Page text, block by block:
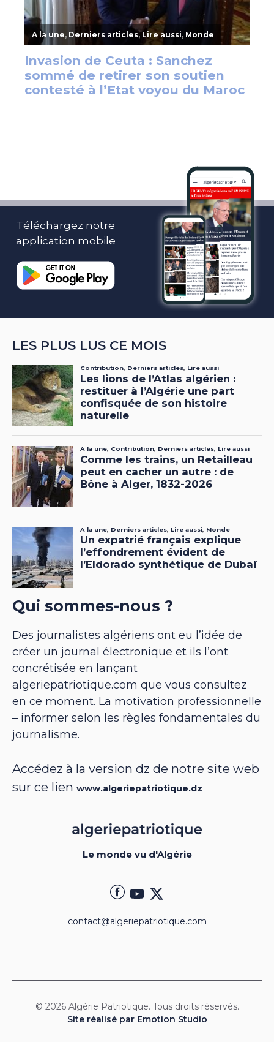
Téléchargez notre
application mobile
LES PLUS LUS CE MOIS
Qui sommes-nous ?
Des journalistes algériens ont eu l’idée de
créer un journal électronique et ils l’ont
concrétisée en lançant
algeriepatriotique.com que vous consultez
en ce moment. La motivation professionnelle
– informer selon les règles fondamentales du
journalisme.
Accédez à la version dz de notre site web
sur ce lien www.algeriepatriotique.dz
Le monde vu d'Algérie
contact@algeriepatriotique.com
© 2026 Algérie Patriotique. Tous droits réservés.
Site réalisé par Emotion Studio